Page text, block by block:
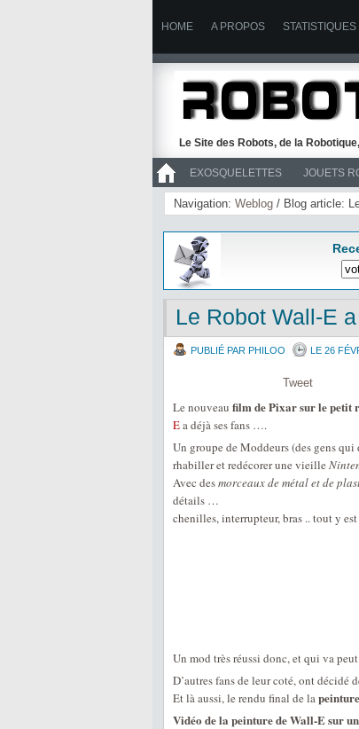
HOME A PROPOS
Le Site des Robots, de la
EXOSQUELETTES JOUETS
>> ROBOTS
Navigation: Weblog / Blog article:
Le Robot Wall-E
PUBLIÉ PAR PHILOO LE 26
Tweet
Le nouveau film de Pixar sur le petit
Ea déjà ses fans ….
Un groupe de Moddeurs (des gens
rhabiller et redécorer une vieille
Avec desmorceaux de métal et de
détails …
chenilles, interrupteur, bras .. tout y
Un mod très réussi donc, et qui va
D’autres fans de leur coté, ont décidé
Et là aussi, le rendu final de la
Vidéo de la peinture de Wall-E sur